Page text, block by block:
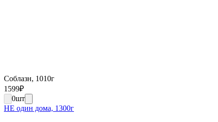
Соблазн, 1010г
1599₽
0шт
НЕ один дома, 1300г